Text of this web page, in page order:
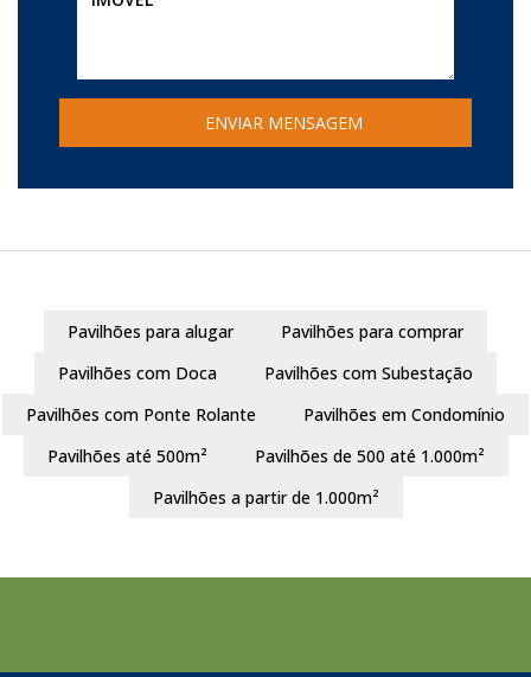
Pavilhões para alugar
Pavilhões para comprar
Pavilhões com Doca
Pavilhões com Subestação
Pavilhões com Ponte Rolante
Pavilhões em Condomínio
Pavilhões até 500m²
Pavilhões de 500 até 1.000m²
Pavilhões a partir de 1.000m²